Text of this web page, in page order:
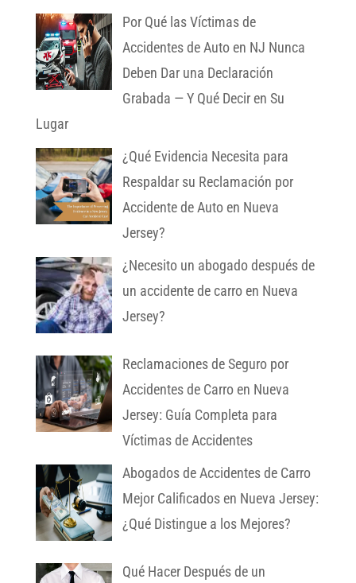
Por Qué las Víctimas de
Accidentes de Auto en NJ Nunca
Deben Dar una Declaración
Grabada — Y Qué Decir en Su
Lugar
¿Qué Evidencia Necesita para
Respaldar su Reclamación por
Accidente de Auto en Nueva
Jersey?
¿Necesito un abogado después de
un accidente de carro en Nueva
Jersey?
Reclamaciones de Seguro por
Accidentes de Carro en Nueva
Jersey: Guía Completa para
Víctimas de Accidentes
Abogados de Accidentes de Carro
Mejor Calificados en Nueva Jersey:
¿Qué Distingue a los Mejores?
Qué Hacer Después de un